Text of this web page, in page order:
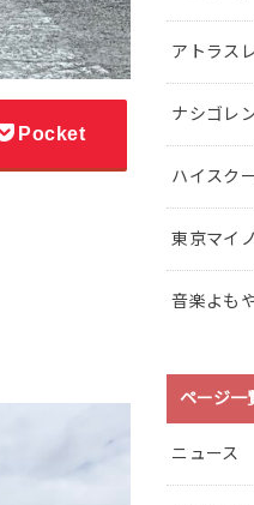
Pocket
アトラス
ナシゴレ
ハイスク
東京マイ
音楽よも
ページ一
ニュース